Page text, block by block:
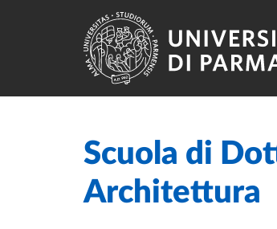
Salta al contenuto principale
Home /
Scuola di
Architettura